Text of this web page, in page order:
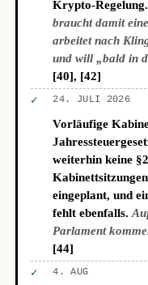
Krypto-Regelung.
braucht damit
arbeitet nach
und will „bald in
[40], [42]
✓ 24. JULI 2026
Vorläufige
weiterhin keine
eingeplant, und
fehlt ebenfalls.
Parlament
[44]
✓ 4. AUG